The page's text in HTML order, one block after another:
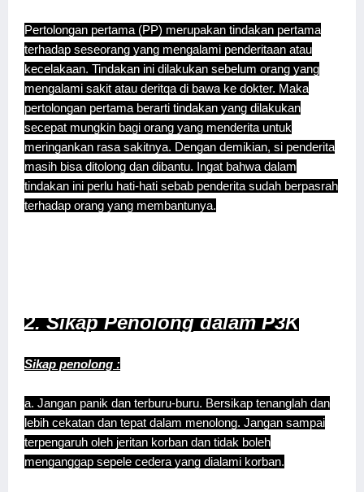
Pertolongan pertama (PP) merupakan tindakan pertama
terhadap seseorang yang mengalami penderitaan atau
kecelakaan. Tindakan ini dilakukan sebelum orang yang
mengalami sakit atau deritqa di bawa ke dokter. Maka
pertolongan pertama berarti tindakan yang dilakukan
secepat mungkin bagi orang yang menderita untuk
meringankan rasa sakitnya. Dengan demikian, si penderita
masih bisa ditolong dan dibantu. Ingat bahwa dalam
tindakan ini perlu hati-hati sebab penderita sudah berpasrah
terhadap orang yang membantunya.
2. Sikap Penolong dalam P3K
Sikap penolong :
a. Jangan panik dan terburu-buru. Bersikap tenanglah dan
lebih cekatan dan tepat dalam menolong. Jangan sampai
terpengaruh oleh jeritan korban dan tidak boleh
menganggap sepele cedera yang dialami korban.